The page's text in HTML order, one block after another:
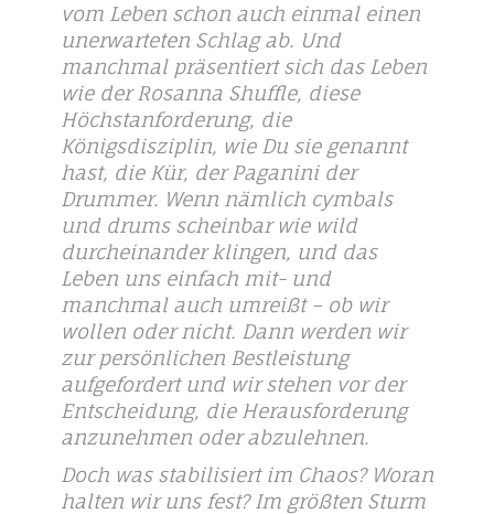
vom Leben schon auch einmal einen
unerwarteten Schlag ab. Und
manchmal präsentiert sich das Leben
wie der Rosanna Shuffle, diese
Höchstanforderung, die
Königsdisziplin, wie Du sie genannt
hast, die Kür, der Paganini der
Drummer. Wenn nämlich cymbals
und drums scheinbar wie wild
durcheinander klingen, und das
Leben uns einfach mit- und
manchmal auch umreißt – ob wir
wollen oder nicht. Dann werden wir
zur persönlichen Bestleistung
aufgefordert und wir stehen vor der
Entscheidung, die Herausforderung
anzunehmen oder abzulehnen.
Doch was stabilisiert im Chaos? Woran
halten wir uns fest? Im größten Sturm